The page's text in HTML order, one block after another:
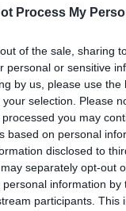
Process My
of the sale, sharing
personal or sensitive
by us, please use the
selection. Please
you may
based on personal
disclosed to
separately opt-out
information by
participants. This
Országos hírek
Megérkezett az eső a